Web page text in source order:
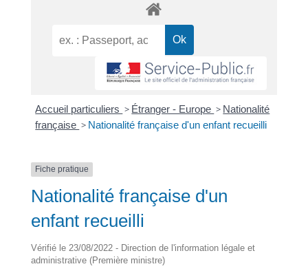
Accueil particuliers > Étranger - Europe > Nationalité
française > Nationalité française d'un enfant recueilli
Fiche pratique
Nationalité française d'un
enfant recueilli
Vérifié le 23/08/2022 - Direction de l'information légale et
administrative (Première ministre)